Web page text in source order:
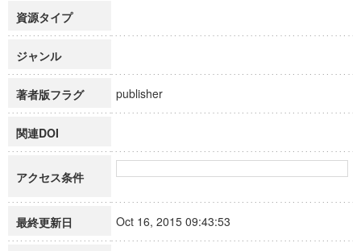
資源タイプ
ジャンル
著者版フラグ publisher
関連DOI
アクセス条件
最終更新日 Oct 16, 2015 09:43:53